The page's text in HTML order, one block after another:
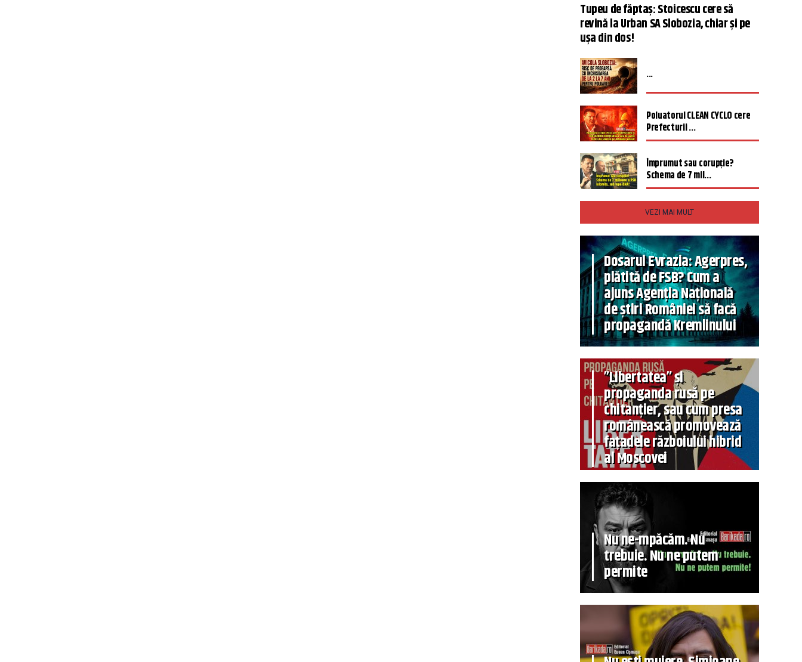
Tupeu de făptaș: Stoicescu cere să
revină la Urban SA Slobozia, chiar și pe
ușa din dos!
...
Poluatorul CLEAN CYCLO cere
Prefecturii ...
Împrumut sau corupție?
Schema de 7 mil...
VEZI MAI MULT
Dosarul Evrazia: Agerpres,
plătită de FSB? Cum a
ajuns Agenția Națională
de știri României să facă
propagandă Kremlinului
”Libertatea” și
propaganda rusă pe
chitanțier, sau cum presa
românească promovează
fațadele războiului hibrid
al Moscovei
Nu ne-mpăcăm. Nu
trebuie. Nu ne putem
permite